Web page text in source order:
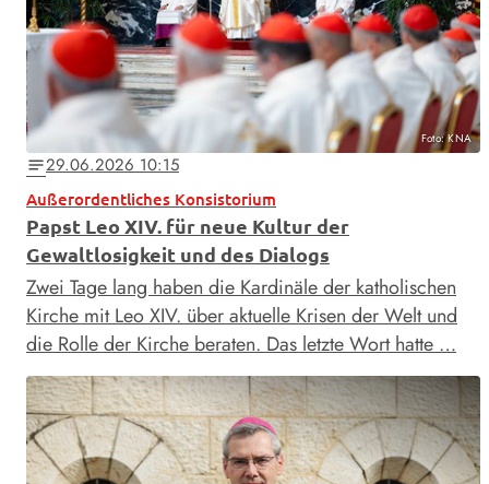
Foto: KNA
notes29.06.2026 10:15
Außerordentliches Konsistorium
Papst Leo XIV. für neue Kultur der
Gewaltlosigkeit und des Dialogs
Zwei Tage lang haben die Kardinäle der katholischen
Kirche mit Leo XIV. über aktuelle Krisen der Welt und
die Rolle der Kirche beraten. Das letzte Wort hatte …